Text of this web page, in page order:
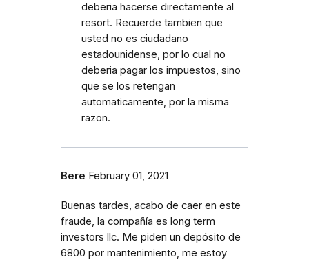
deberia hacerse directamente al
resort. Recuerde tambien que
usted no es ciudadano
estadounidense, por lo cual no
deberia pagar los impuestos, sino
que se los retengan
automaticamente, por la misma
razon.
Bere February 01, 2021
Buenas tardes, acabo de caer en este
fraude, la compañía es long term
investors llc. Me piden un depósito de
6800 por mantenimiento, me estoy